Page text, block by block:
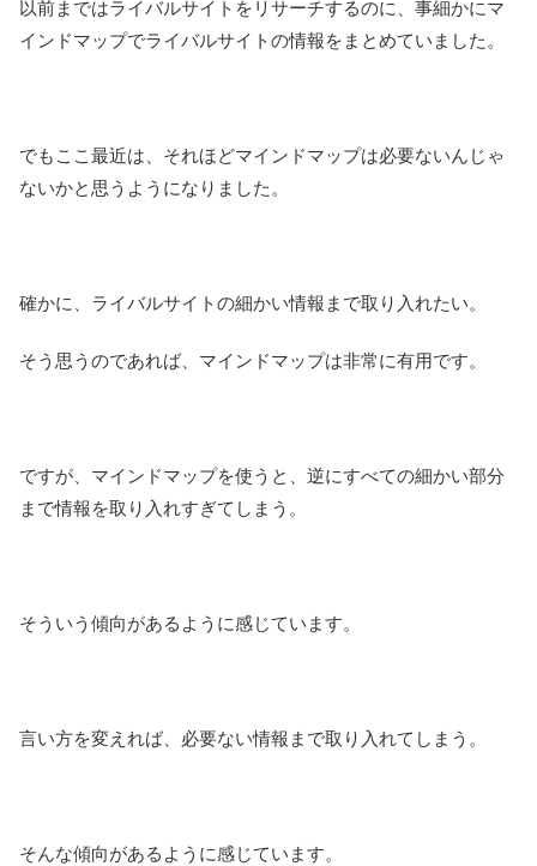
以前まではライバルサイトをリサーチするのに、事細かにマ
インドマップでライバルサイトの情報をまとめていました。
でもここ最近は、それほどマインドマップは必要ないんじゃ
ないかと思うようになりました。
確かに、ライバルサイトの細かい情報まで取り入れたい。
そう思うのであれば、マインドマップは非常に有用です。
ですが、マインドマップを使うと、逆にすべての細かい部分
まで情報を取り入れすぎてしまう。
そういう傾向があるように感じています。
言い方を変えれば、必要ない情報まで取り入れてしまう。
そんな傾向があるように感じています。